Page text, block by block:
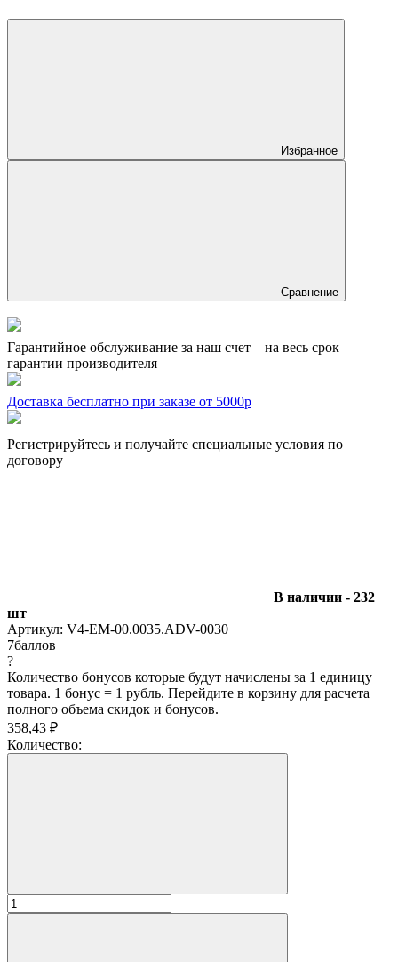
Избранное
Сравнение
Гарантийное обслуживание за наш счет – на весь срок
гарантии производителя
Доставка бесплатно при заказе от 5000р
Регистрируйтесь и получайте специальные условия по
договору
В наличии - 232
шт
Артикул: V4-EM-00.0035.ADV-0030
7баллов
?
Количество бонусов которые будут начислены за 1 единицу
товара. 1 бонус = 1 рубль. Перейдите в корзину для расчета
полного объема скидок и бонусов.
358,43 ₽
Количество: